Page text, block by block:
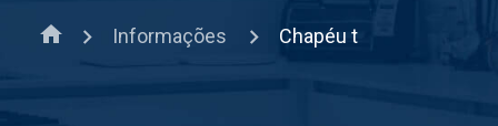
home Informações Chapéu t